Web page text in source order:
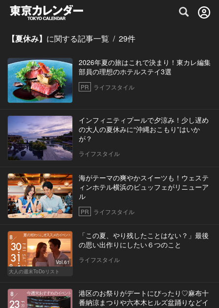
グルメ情報・プレミアムレストラン予約
【夏休み】 に関する記事一覧 / 29件
2026年夏の旅はこれで決まり！東カレ編集
部員の理想のホテルステイ3選
PR ライフスタイル
インフィニティプールで夕涼み！少し遅め
の大人の夏休みに“沖縄おこもり”はいか
が？
ライフスタイル
海がテーマの爽やかスイーツも！ウェステ
ィンホテル横浜のビュッフェがリニューア
ル
PR ライフスタイル
Vol.61
大人の週末ToDoリスト
「この夏、やり残したことはない？」最後
の思い出作りにしたい６つのこと
ライフスタイル
港区のお祭りがデートにぴったり♡麻布十
番納涼まつりや六本木ヒルズ盆踊りなどイ